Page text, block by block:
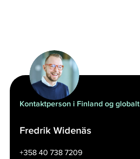
Kontaktperson i Finland og globalt
Fredrik Widenäs
+358 40 738 7209